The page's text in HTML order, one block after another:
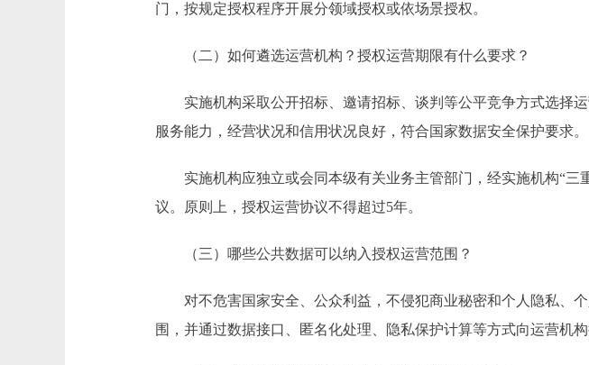
门，按规定授权程序开展分领域授权或依场景授权。
（二）如何遴选运营机构？授权运营期限有什么要求？
实施机构采取公开招标、邀请招标、谈判等公平竞争方式选择
服务能力，经营状况和信用状况良好，符合国家数据安全保护要求。
实施机构应独立或会同本级有关业务主管部门，经实施机构“三
议。原则上，授权运营协议不得超过5年。
（三）哪些公共数据可以纳入授权运营范围？
对不危害国家安全、公众利益，不侵犯商业秘密和个人隐私、
围，并通过数据接口、匿名化处理、隐私保护计算等方式向运营机构